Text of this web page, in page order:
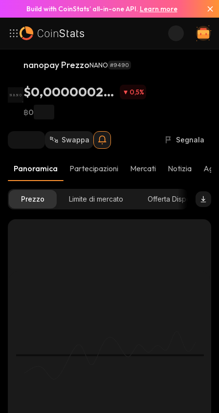
Build with CoinStats’ all-in-one API. Learn more
nanopay PrezzoNANO #9490
$0,000000226
8
0,5%
฿0
Swappa Segnala
Panoramica Partecipazioni Mercati Notizia
Prezzo Limite di mercato Offerta Disponibile